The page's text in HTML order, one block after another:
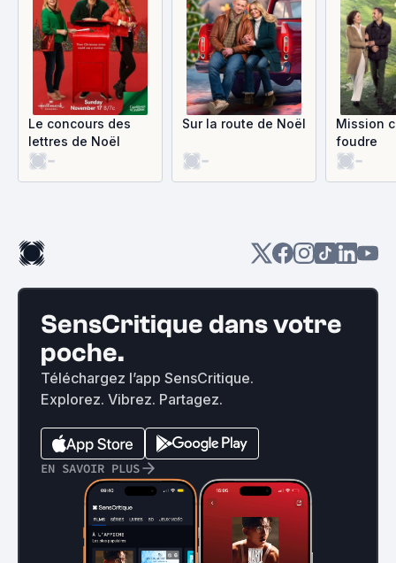
Le concours des
lettres de Noël
-
Sur la route de Noël
-
Mission
foudre
-
SensCritique dans votre
poche.
Téléchargez l’app SensCritique.
Explorez. Vibrez. Partagez.
EN SAVOIR PLUS